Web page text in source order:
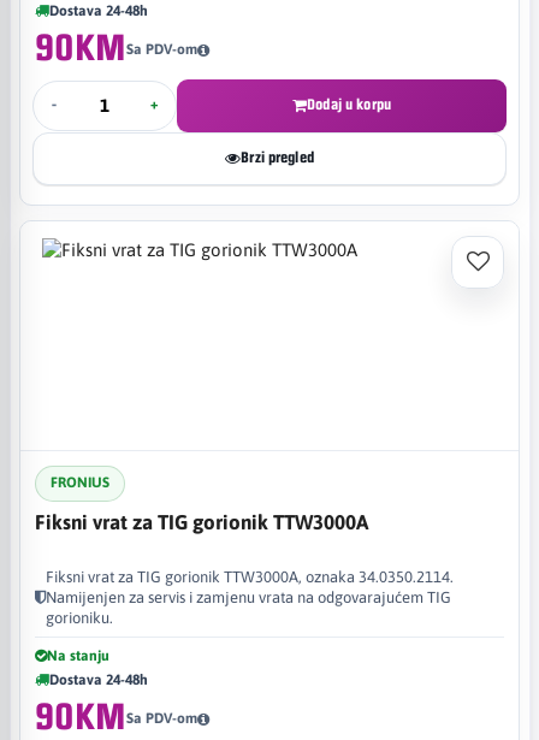
Dostava 24-48h
90KMSa PDV-om
- + Dodaj u korpu
Brzi pregled
FRONIUS
Fiksni vrat za TIG gorionik TTW3000A
Fiksni vrat za TIG gorionik TTW3000A, oznaka 34.0350.2114.
Namijenjen za servis i zamjenu vrata na odgovarajućem TIG
gorioniku.
Na stanju
Dostava 24-48h
90KMSa PDV-om